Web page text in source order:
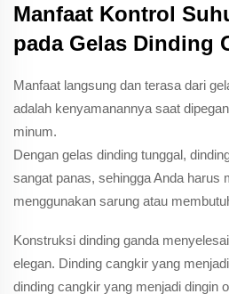
Manfaat Kontrol
pada Gelas Dinding
Manfaat langsung dan terasa dari
adalah kenyamanannya saat
minum.
Dengan gelas dinding tunggal,
sangat panas, sehingga Anda harus
menggunakan sarung atau
Konstruksi dinding ganda
elegan. Dinding cangkir yang
dinding cangkir yang menjadi dingin